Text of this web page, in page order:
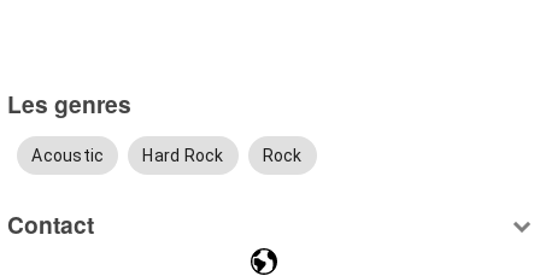
Les genres
Acoustic Hard Rock Rock
Contact